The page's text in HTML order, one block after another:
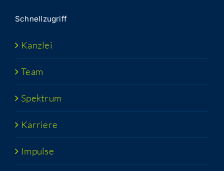
Schnell­zu­griff
Kanz­lei
Team
Spek­trum
Kar­rie­re
Impul­se